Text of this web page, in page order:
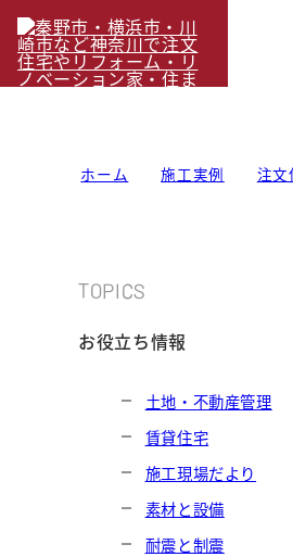
ホーム 施工実例 注文
TOPICS
お役立ち情報
土地・不動産管理
賃貸住宅
施工現場だより
素材と設備
耐震と制震